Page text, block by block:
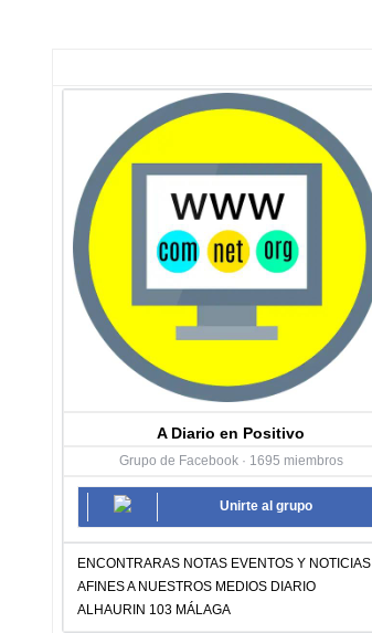
A Diario en Positivo
Grupo de Facebook · 1695 miembros
Unirte al grupo
ENCONTRARAS NOTAS EVENTOS Y NOTICIAS
AFINES A NUESTROS MEDIOS DIARIO
ALHAURIN 103 MÁLAGA